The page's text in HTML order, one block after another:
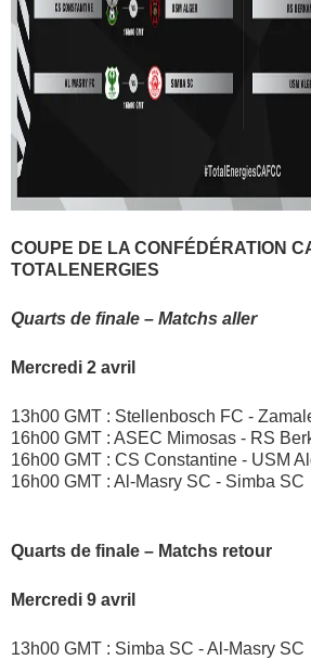
COUPE DE LA CONFÉDÉRATION
TOTALENERGIES
Quarts de finale – Matchs aller
Mercredi 2 avril
13h00 GMT : Stellenbosch FC -
16h00 GMT : ASEC Mimosas - RS
16h00 GMT : CS Constantine - USM
16h00 GMT : Al-Masry SC - Simba SC
Quarts de finale – Matchs retour
Mercredi 9 avril
13h00 GMT : Simba SC - Al-Masry SC